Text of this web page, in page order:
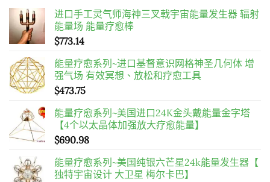
进口手工灵气师海神三叉戟宇宙能量发生器 辐射
能量场 能量疗愈棒
$773.14
能量疗愈系列~进口基督意识网格神圣几何体 增
强气场 有效冥想、放松和疗愈工具
$473.75
能量疗愈系列~美国进口24K金头戴能量金字塔
【4个以太晶体加强放大疗愈能量】
$690.98
能量疗愈系列~美国纯银六芒星24k能量发生器【
独特宇宙设计 大卫星 梅尔卡巴】